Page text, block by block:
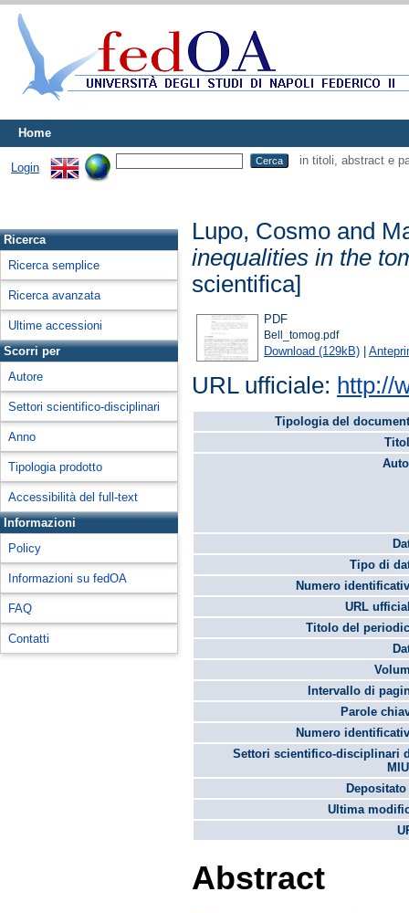
Home
Login
in titoli, abstract e
Ricerca
Ricerca semplice
Ricerca avanzata
Ultime accessioni
Scorri per
Autore
Settori scientifico-disciplinari
Anno
Tipologia prodotto
Accessibilità del full-text
Informazioni
Policy
Informazioni su fedOA
FAQ
Contatti
Lupo, Cosmo and
inequalities in the
scientifica]
PDF
Bell_tomog.pdf
Download (129kB) |
URL ufficiale: http://
Tipologia del
Tipo di
Numero
URL
Titolo del
Intervallo di
Parole
Numero
Settori scientifico-disciplinari
Ultima
Abstract